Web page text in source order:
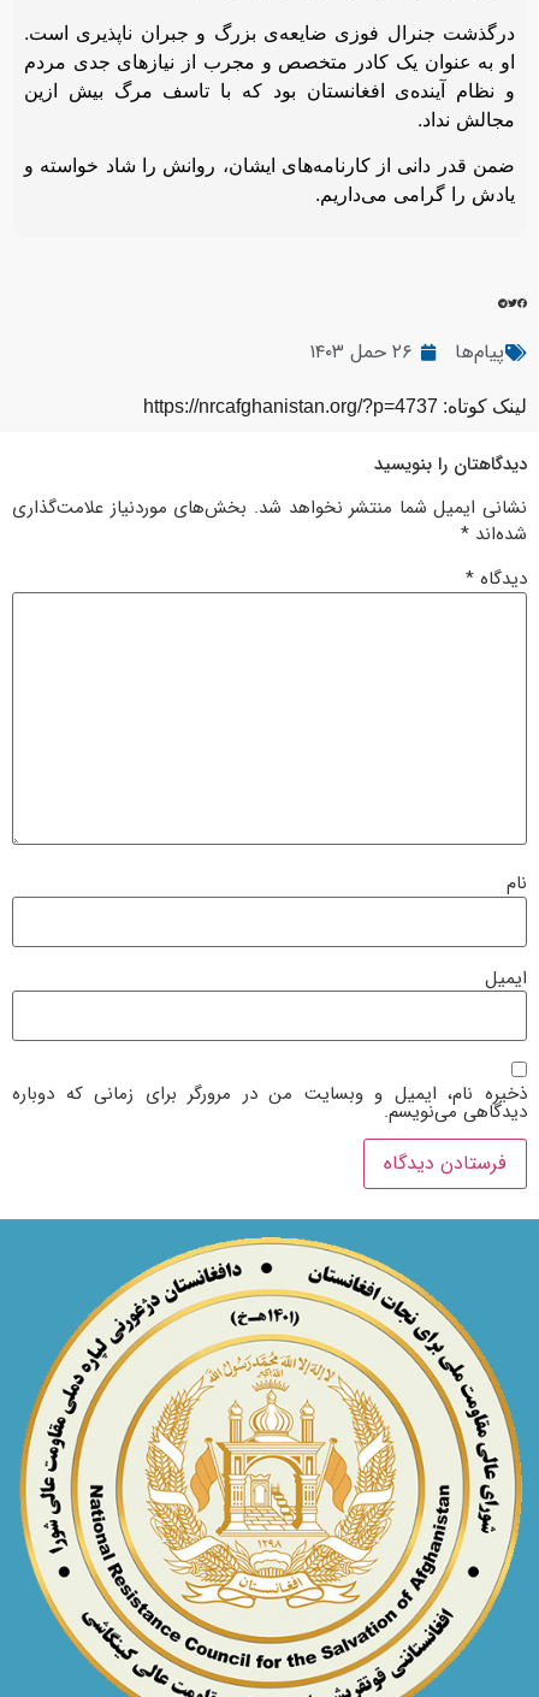
درگذشت جنرال فوزی ضایعه‌ی بزرگ و جبران ناپذیری است.
او به عنوان یک کادر متخصص و مجرب از نیازهای جدی مردم
و نظام آینده‌ی افغانستان بود که با تاسف مرگ بیش ازین
مجالش نداد.
ضمن قدر دانی از کارنامه‌های ایشان، روانش را شاد خواسته و
یادش را گرامی می‌داریم.
پیام‌ها ۲۶ حمل ۱۴۰۳
لینک کوتاه: https://nrcafghanistan.org/?p=4737
دیدگاهتان را بنویسید
نشانی ایمیل شما منتشر نخواهد شد. بخش‌های موردنیاز علامت‌گذاری
شده‌اند *
دیدگاه *
نام
ایمیل
ذخیره نام، ایمیل و وبسایت من در مرورگر برای زمانی که دوباره
دیدگاهی می‌نویسم.